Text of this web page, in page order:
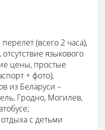
(всего 2 часа),
языкового
цены, простые
+ фото),
из Беларуси –
Гродно, Могилев,
с детьми